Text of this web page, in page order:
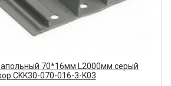
70*16мм L2000мм серый
CKK30-070-016-3-K03